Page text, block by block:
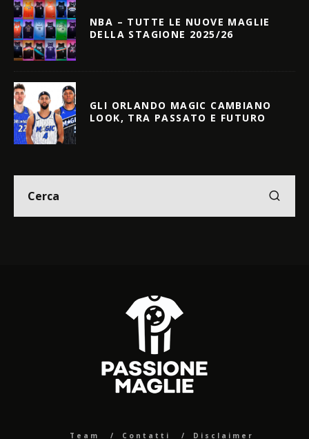
NBA – TUTTE LE NUOVE MAGLIE
DELLA STAGIONE 2025/26
GLI ORLANDO MAGIC CAMBIANO
LOOK, TRA PASSATO E FUTURO
Team Contatti Disclaimer